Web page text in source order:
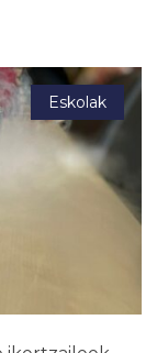
Eskolak